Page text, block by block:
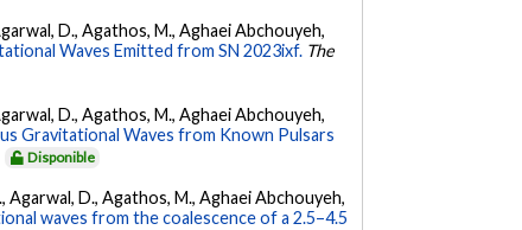
D., Agathos, M., Aghaei Abchouyeh,
Waves Emitted from SN 2023ixf. The
D., Agathos, M., Aghaei Abchouyeh,
Gravitational Waves from Known Pulsars
Disponible
Agarwal, D., Agathos, M., Aghaei Abchouyeh,
waves from the coalescence of a 2.5–4.5